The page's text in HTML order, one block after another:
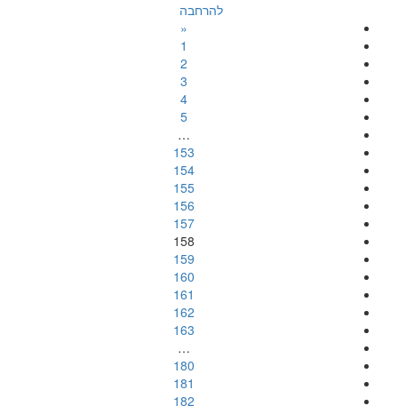
להרחבה
«
1
2
3
4
5
…
153
154
155
156
157
158
159
160
161
162
163
…
180
181
182